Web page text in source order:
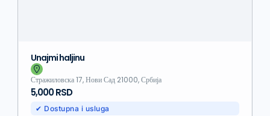
Unajmi haljinu
Стражиловска 17, Нови Сад 21000, Србија
5,000 RSD
✔ Dostupna i usluga